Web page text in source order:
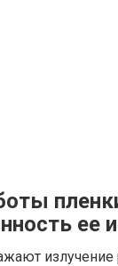
ее
излучение